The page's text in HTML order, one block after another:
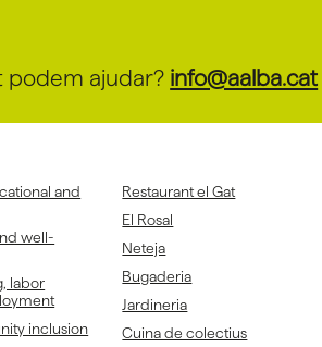
podem ajudar? info@aalba.cat
and
well-
labor
inclusion
Restaurant el Gat
El Rosal
Neteja
Bugaderia
Jardineria
Cuina de colectius